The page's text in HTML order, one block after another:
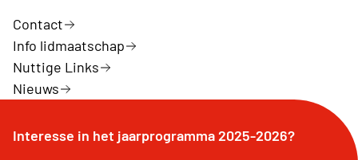
Contact
Info lidmaatschap
Nuttige Links
Nieuws
Interesse in het jaarprogramma 2025-2026?